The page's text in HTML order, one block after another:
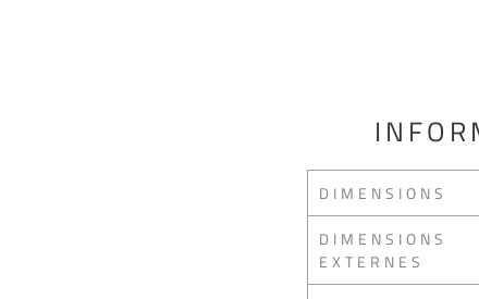
DIMENSIONS
DIMENSIONS
EXTERNES